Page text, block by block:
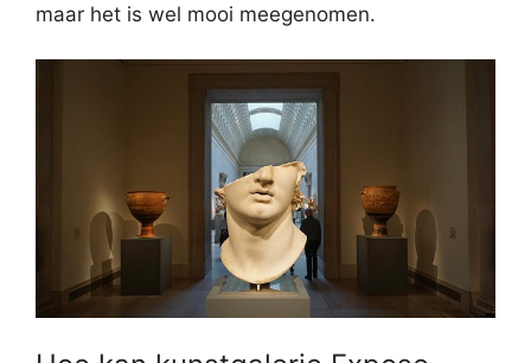
maar het is wel mooi meegenomen.